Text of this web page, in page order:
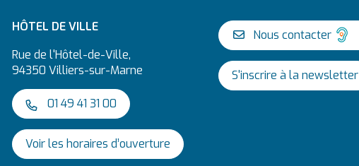
de Villiers sur Instagram
Jeunesse de la Ville sur Snapchat
la chaîne Youtube
HÔTEL DE VILLE
Rue de l'Hôtel-de-Ville,
94350 Villiers-sur-Marne
01 49 41 31 00
Voir les horaires d’ouverture
Nous contacter
S'inscrire à la newsletter